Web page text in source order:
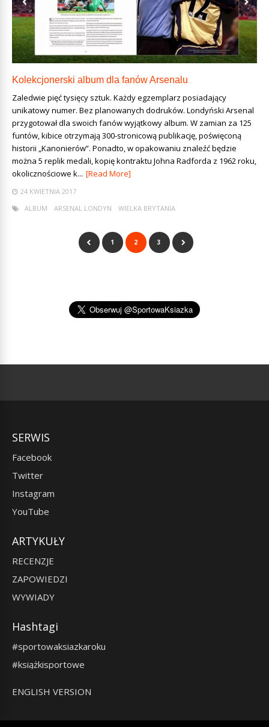
Kolekcjonerski album dla fanów Arsenalu
Zaledwie pięć tysięcy sztuk. Każdy egzemplarz posiadający
unikatowy numer. Bez planowanych dodruków. Londyński Arsenal
przygotował dla swoich fanów wyjątkowy album. W zamian za 125
funtów, kibice otrzymają 300-stronicową publikację, poświęconą
historii „Kanonierów”. Ponadto, w opakowaniu znaleźć będzie
można 5 replik medali, kopię kontraktu Johna Radforda z 1962 roku,
okolicznościowe k... [Read More]
24 KWIETNIA 2017
ALBUM
ARSENAL LONDYN WIELKA BRYTANIA
1 2 3
SERWIS
Facebook
Twitter
Instagram
YouTube
ARTYKUŁY
RECENZJE
ZAPOWIEDZI
WYWIADY
Hashtagi
#sportowaksiazkaroku
#książkisportowe
ENGLISH VERSION